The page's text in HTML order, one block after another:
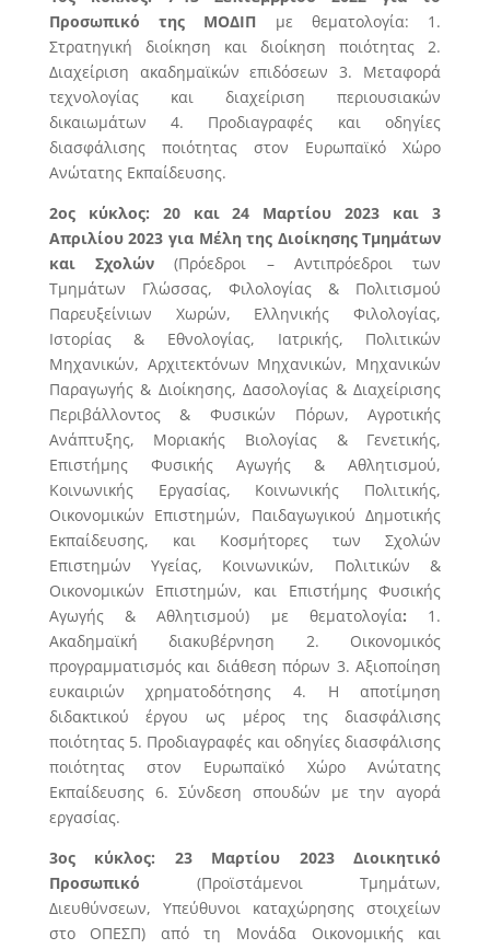
Προσωπικό της ΜΟΔΙΠ με θεματολογία: 1.
Στρατηγική διοίκηση και διοίκηση ποιότητας 2.
Διαχείριση ακαδημαϊκών επιδόσεων 3. Μεταφορά
τεχνολογίας και διαχείριση περιουσιακών
δικαιωμάτων 4. Προδιαγραφές και οδηγίες
διασφάλισης ποιότητας στον Ευρωπαϊκό Χώρο
Ανώτατης Εκπαίδευσης.
2ος κύκλος: 20 και 24 Μαρτίου 2023 και 3
Απριλίου 2023 για Μέλη της Διοίκησης Τμημάτων
και Σχολών (Πρόεδροι – Αντιπρόεδροι των
Τμημάτων Γλώσσας, Φιλολογίας & Πολιτισμού
Παρευξείνιων Χωρών, Ελληνικής Φιλολογίας,
Ιστορίας & Εθνολογίας, Ιατρικής, Πολιτικών
Μηχανικών, Αρχιτεκτόνων Μηχανικών, Μηχανικών
Παραγωγής & Διοίκησης, Δασολογίας & Διαχείρισης
Περιβάλλοντος & Φυσικών Πόρων, Αγροτικής
Ανάπτυξης, Μοριακής Βιολογίας & Γενετικής,
Επιστήμης Φυσικής Αγωγής & Αθλητισμού,
Κοινωνικής Εργασίας, Κοινωνικής Πολιτικής,
Οικονομικών Επιστημών, Παιδαγωγικού Δημοτικής
Εκπαίδευσης, και Κοσμήτορες των Σχολών
Επιστημών Υγείας, Κοινωνικών, Πολιτικών &
Οικονομικών Επιστημών, και Επιστήμης Φυσικής
Αγωγής & Αθλητισμού) με θεματολογία: 1.
Ακαδημαϊκή διακυβέρνηση 2. Οικονομικός
προγραμματισμός και διάθεση πόρων 3. Αξιοποίηση
ευκαιριών χρηματοδότησης 4. Η αποτίμηση
διδακτικού έργου ως μέρος της διασφάλισης
ποιότητας 5. Προδιαγραφές και οδηγίες διασφάλισης
ποιότητας στον Ευρωπαϊκό Χώρο Ανώτατης
Εκπαίδευσης 6. Σύνδεση σπουδών με την αγορά
εργασίας.
3ος κύκλος: 23 Μαρτίου 2023
Διοικητικό
Προσωπικό (Προϊστάμενοι Τμημάτων,
Διευθύνσεων, Υπεύθυνοι καταχώρησης στοιχείων
στο ΟΠΕΣΠ) από τη Μονάδα Οικονομικής και